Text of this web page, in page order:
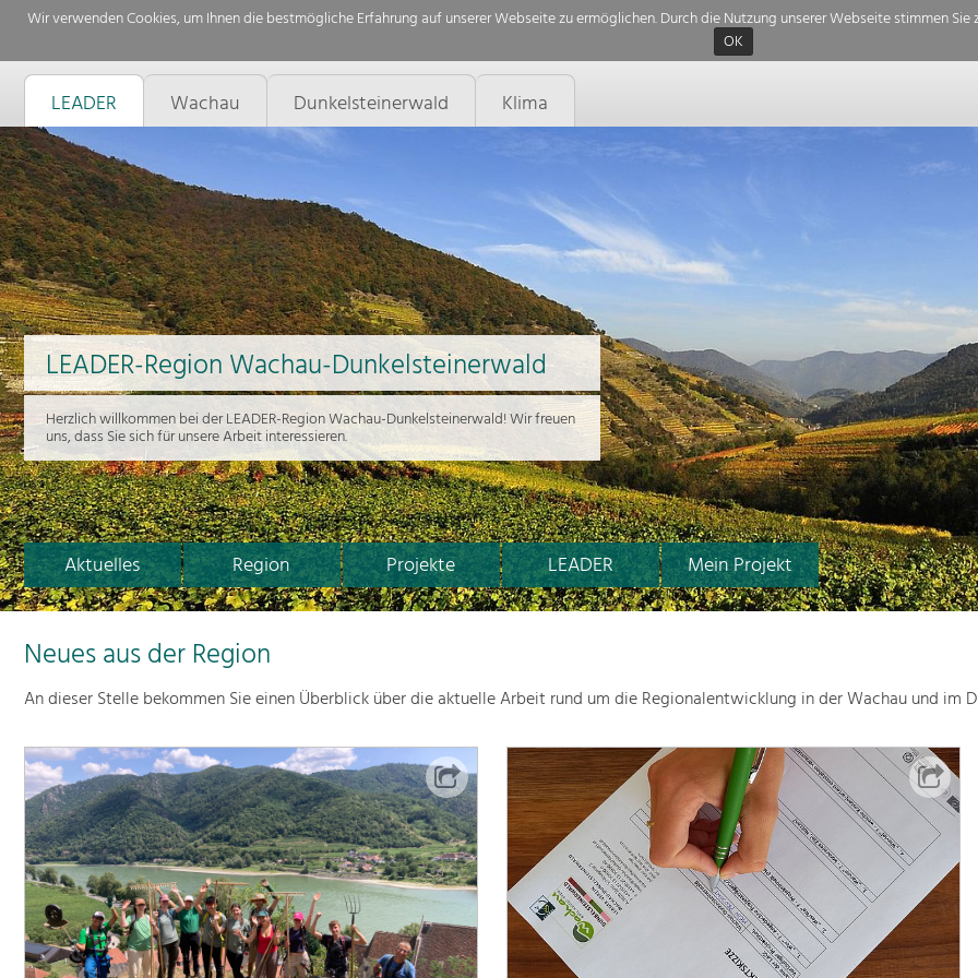
Wir verwenden Cookies, um Ihnen die bestmögliche Erfahrung auf unserer Webseite zu ermöglichen. Durch die Nutzung unserer Webseite stimmen
OK
LEADER Wachau Dunkelsteinerwald Klima
Aktuelles Region Projekte LEADER Mein Projekt
LEADER-Region Wachau-Dunkelsteinerwald
Herzlich willkommen bei der LEADER-Region Wachau-Dunkelsteinerwald! Wir freuen
uns, dass Sie sich für unsere Arbeit interessieren.
Neues aus der Region
An dieser Stelle bekommen Sie einen Überblick über die aktuelle Arbeit rund um die Regionalentwicklung in der Wachau und im